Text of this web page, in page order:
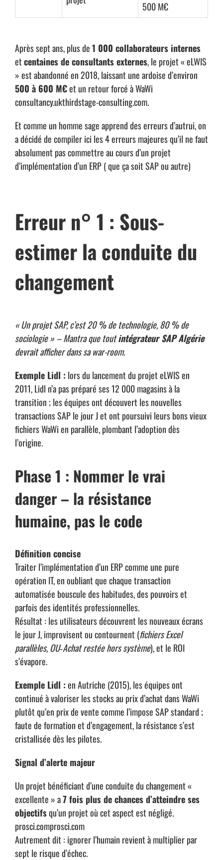
500 M€
Après sept ans, plus de1 000 collaborateurs internes
etcentaines de consultants externes, le projet « eLWIS
» est abandonné en 2018, laissant une ardoise d’environ
500 à 600 M€et un retour forcé à WaWi
consultancy.ukthirdstage-consulting.com.
Et comme un homme sage apprend des erreurs d’autrui, on
a décidé de compiler ici les 4 erreurs majeures qu’il ne faut
absolument pas commettre au cours d’un projet
d’implémentation d’un ERP ( que ça soit SAP ou autre)
Erreur n° 1 : Sous-
estimer la conduite du
changement
« Un projet SAP, c’est 20 % de technologie, 80 % de
sociologie » – Mantra que toutintégrateur SAP Algérie
devrait afficher dans sa war-room.
Exemple Lidl : lors du lancement du projet eLWIS en
2011, Lidl n’a pas préparé ses 12 000 magasins à la
transition ; les équipes ont découvert les nouvelles
transactions SAP le jour J et ont poursuivi leurs bons vieux
fichiers WaWi en parallèle, plombant l’adoption dès
l’origine.
Phase 1 : Nommer le vrai
danger – la résistance
humaine, pas le code
Définition concise
Traiter l’implémentation d’un ERP comme une pure
opération IT, en oubliant que chaque transaction
automatisée bouscule des habitudes, des pouvoirs et
parfois des identités professionnelles.
Résultat : les utilisateurs découvrent les nouveaux écrans
le jour J, improvisent ou contournent (fichiers Excel
parallèles, OU‐Achat restée hors système), et le ROI
s’évapore.
Exemple Lidl :en Autriche (2015), les équipes ont
continué à valoriser les stocks au prix d’achat dans WaWi
plutôt qu’en prix de vente comme l’impose SAP standard ;
faute de formation et d’engagement, la résistance s’est
cristallisée dès les pilotes.
Signal d’alerte majeur
Un projet bénéficiant d’une conduite du changement «
excellente » a7 fois plus de chances d’atteindre ses
objectifsqu’un projet où cet aspect est négligé.
prosci.comprosci.com
Autrement dit : ignorer l’humain revient à multiplier par
sept le risque d’échec.